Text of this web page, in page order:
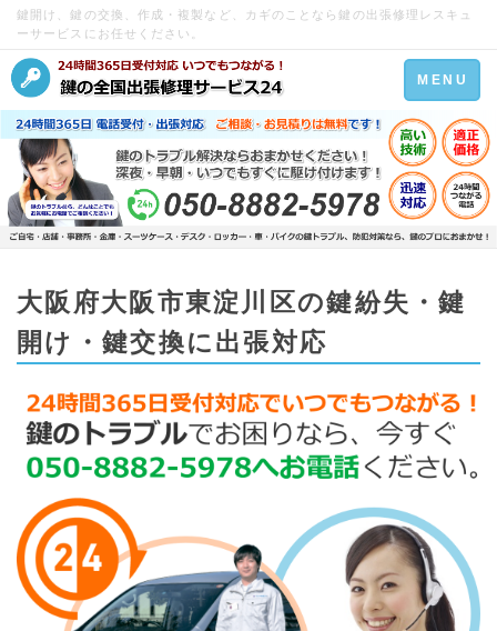
鍵開け、鍵の交換、作成・複製など、カギのことなら鍵の出張修理レスキュ
ーサービスにお任せください。
Toggle
navigation
MENU
大阪府大阪市東淀川区の鍵紛失・鍵
開け・鍵交換に出張対応